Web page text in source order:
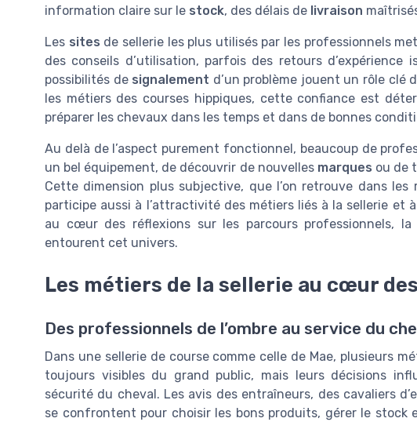
information claire sur le stock, des délais de livraison
Les sites de sellerie les plus utilisés par les professionnels
des conseils d’utilisation, parfois des retours d’expérience
possibilités de signalement d’un problème jouent un rôle clé
les métiers des courses hippiques, cette confiance est
préparer les chevaux dans les temps et dans de bonnes
Au delà de l’aspect purement fonctionnel, beaucoup de
un bel équipement, de découvrir de nouvelles marques ou de
Cette dimension plus subjective, que l’on retrouve dans les
participe aussi à l’attractivité des métiers liés à la sellerie et
au cœur des réflexions sur les parcours professionnels,
entourent cet univers.
Les métiers de la sellerie au cœur
Des professionnels de l’ombre au service du
Dans une sellerie de course comme celle de Mae, plusieurs
toujours visibles du grand public, mais leurs décisions
sécurité du cheval. Les avis des entraîneurs, des cavaliers
se confrontent pour choisir les bons produits, gérer le stock